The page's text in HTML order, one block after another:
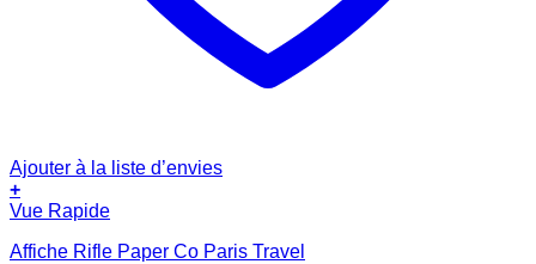
Ajouter à la liste d’envies
+
Vue Rapide
Affiche Rifle Paper Co Paris Travel